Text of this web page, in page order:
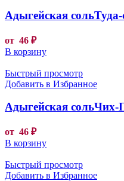
Адыгейская
от 46 ₽
В корзину
Быстрый просмотр
Добавить в Избранное
Адыгейская
от 46 ₽
В корзину
Быстрый просмотр
Добавить в Избранное